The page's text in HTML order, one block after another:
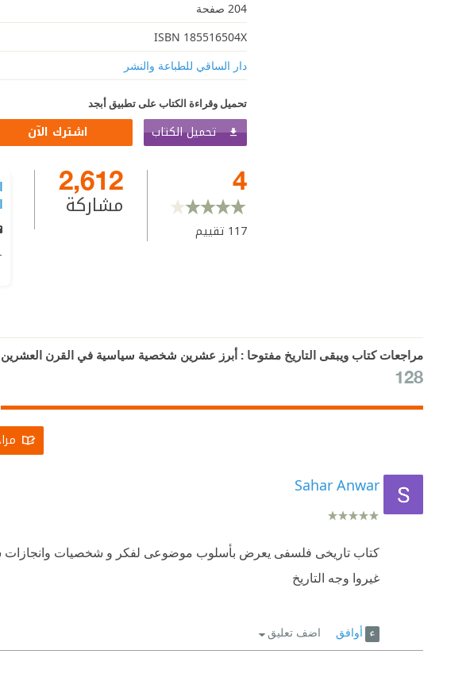
204 صفحة
ISBN 185516504X
دار الساقي للطباعة والنشر
تحميل وقراءة الكتاب على تطبيق أبجد
تحميل الكتاب اشترك الآن
4
117 تقييم
2,612
مشاركة
مراجعات كتاب ويبقى التاريخ مفتوحا : أبرز عشرين شخصية سياسية في القرن العشرين
128
Sahar Anwar
كتاب تاريخى فلسفى يعرض بأسلوب موضوعى لفكر و شخصيات وانجازات
غيروا وجه التاريخ
أوافق اضف تعليق